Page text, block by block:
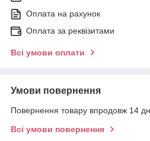
Оплата на рахунок
Оплата за реквізитами
Всі умови оплати
Умови повернення
Повернення товару впродовж 14
Всі умови повернення